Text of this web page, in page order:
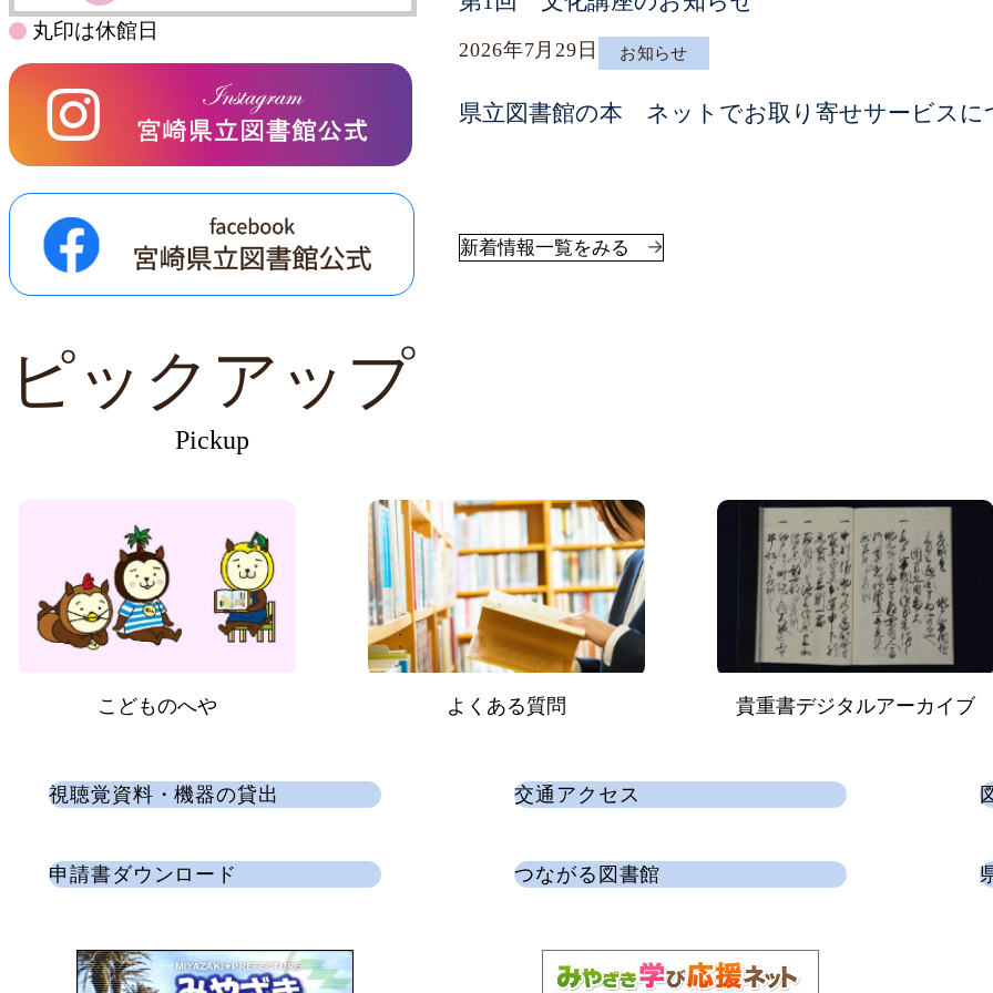
丸印は休館日
2026年7月29日 お知らせ
県立図書館の本 ネットでお取り寄せサービスに
新着情報一覧をみる
ピックアップ
Pickup
こどものへや よくある質問 貴重書デジタルアーカイブ
視聴覚資料・機器の貸出 交通アクセス
申請書ダウンロード つながる図書館